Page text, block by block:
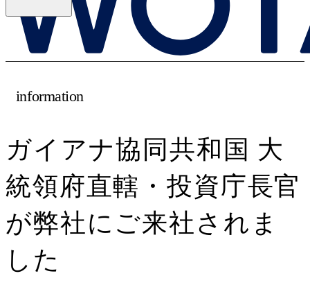
information
ガイアナ協同共和国 大
統領府直轄・投資庁長官
が弊社にご来社されま
した